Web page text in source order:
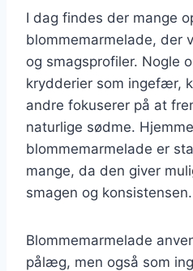
I dag findes der mange
blommemarmelade, der
og smagsprofiler. Nogle
krydderier som ingefær,
andre fokuserer på at
naturlige sødme.
blommemarmelade er
mange, da den giver
smagen og konsistensen.
Blommemarmelade
pålæg, men også som